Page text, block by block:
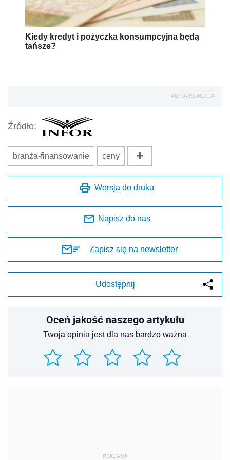
Kiedy kredyt i pożyczka konsumpcyjna będą
tańsze?
AUTOPROMOCJA
Źródło:
branża-finansowanie ceny
Wersja do druku
Napisz do nas
Zapisz się na newsletter
Udostępnij
Oceń jakość naszego artykułu
Twoja opinia jest dla nas bardzo ważna
REKLAMA